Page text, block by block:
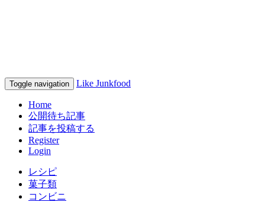
Toggle navigation Like Junkfood
Home
公開待ち記事
記事を投稿する
Register
Login
レシピ
菓子類
コンビニ